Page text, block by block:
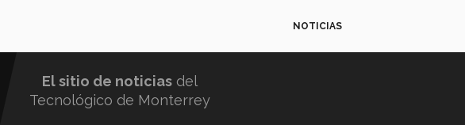
NOTICIAS
El sitio de noticias del
Tecnológico de Monterrey